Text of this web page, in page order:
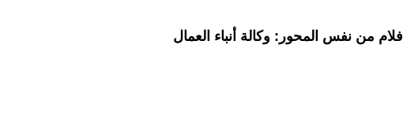
افلام من نفس المحور: وكالة أنباء العمال